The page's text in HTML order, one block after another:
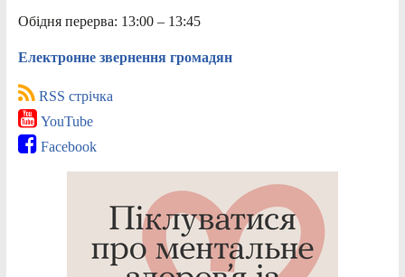
Обідня перерва: 13:00 – 13:45
Електронне звернення громадян
RSS стрічка
YouTube
Facebook